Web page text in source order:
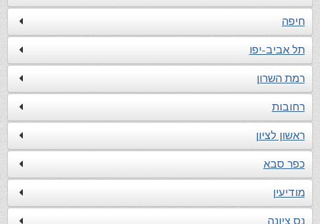
חיפה
תל אביב-יפו
רמת השרון
רחובות
ראשון לציון
כפר סבא
מודיעין
נס ציונה